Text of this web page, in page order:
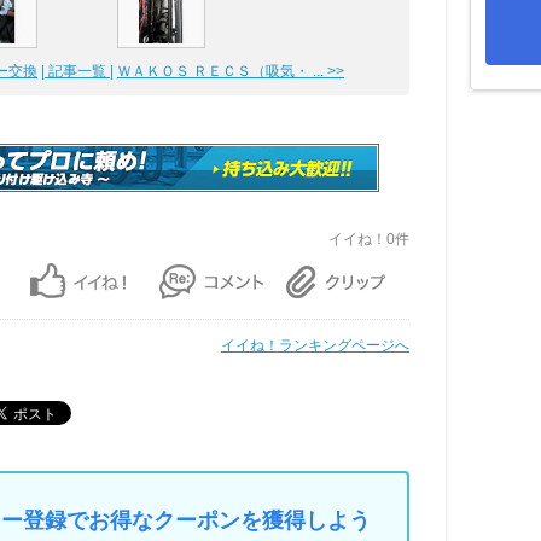
交換 | 記事一覧 | ＷＡＫＯＳ ＲＥＣＳ（吸気・ ... >>
イイね！0件
イイね！ランキングページへ
登録でお得なクーポンを獲得しよう